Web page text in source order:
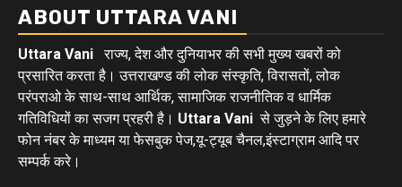
ABOUT UTTARA VANI
Uttara Vani राज्य, देश और दुनियाभर की सभी मुख्य खबरों को
प्रसारित करता है। उत्तराखण्ड की लोक संस्कृति, विरासतों, लोक
परंपराओ के साथ-साथ आर्थिक, सामाजिक राजनीतिक व धार्मिक
गतिविधियों का सजग प्रहरी है। Uttara Vani से जुड़ने के लिए हमारे
फोन नंबर के माध्यम या फेसबुक पेज,यू-ट्यूब चैनल,इंस्टाग्राम आदि पर
सम्पर्क करे।